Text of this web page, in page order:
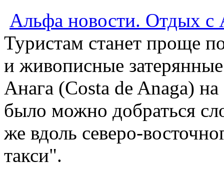
Альфа новости. Отдых
Туристам станет проще
и живописные
Анага (Costa de Anaga)
было можно добраться
же вдоль северо-
такси".